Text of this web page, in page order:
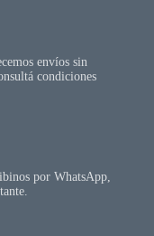
envíos sin
condiciones
por WhatsApp,